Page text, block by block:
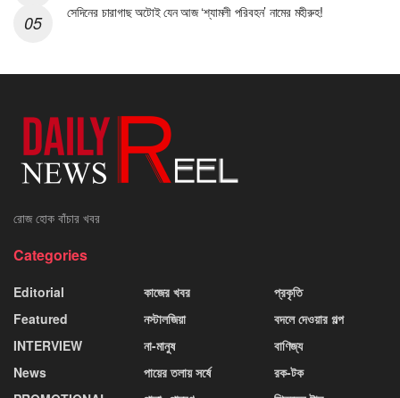
সেদিনের চারাগাছ অটোই যেন আজ ‘শ্যামলী পরিবহন’ নামের মহীরুহ!
রোজ হোক বাঁচার খবর
Categories
Editorial
Featured
INTERVIEW
News
কাজের খবর
নস্টালজিয়া
না-মানুষ
পায়ের তলায় সর্ষে
প্রকৃতি
বদলে দেওয়ার গল্প
বাণিজ্য
রক-টক